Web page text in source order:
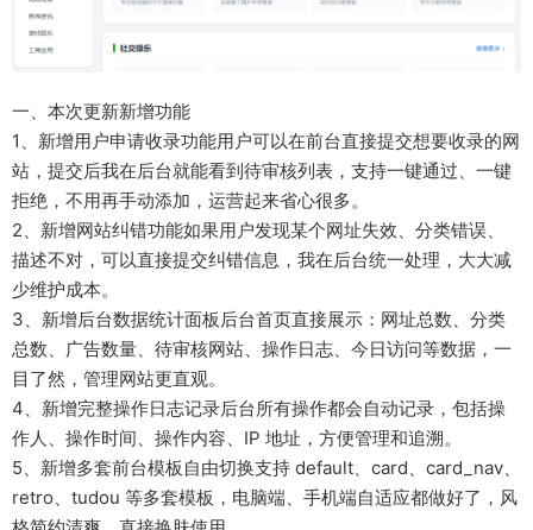
一、本次更新新增功能
1、新增用户申请收录功能用户可以在前台直接提交想要收录的网
站，提交后我在后台就能看到待审核列表，支持一键通过、一键
拒绝，不用再手动添加，运营起来省心很多。
2、新增网站纠错功能如果用户发现某个网址失效、分类错误、
描述不对，可以直接提交纠错信息，我在后台统一处理，大大减
少维护成本。
3、新增后台数据统计面板后台首页直接展示：网址总数、分类
总数、广告数量、待审核网站、操作日志、今日访问等数据，一
目了然，管理网站更直观。
4、新增完整操作日志记录后台所有操作都会自动记录，包括操
作人、操作时间、操作内容、IP 地址，方便管理和追溯。
5、新增多套前台模板自由切换支持 default、card、card_nav、
retro、tudou 等多套模板，电脑端、手机端自适应都做好了，风